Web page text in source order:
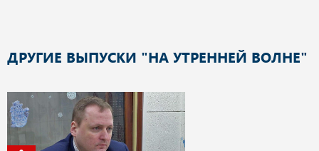
ДРУГИЕ ВЫПУСКИ "НА УТРЕННЕЙ ВОЛНЕ"